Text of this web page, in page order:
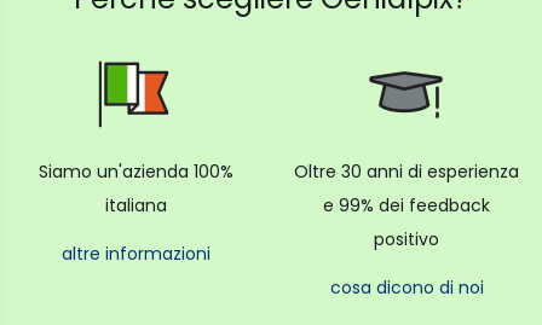
Siamo un'azienda 100%
italiana
altre informazioni
Oltre 30 anni di esperienza
e 99% dei feedback
positivo
cosa dicono di noi